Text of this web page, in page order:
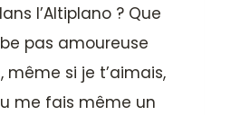
l’Altiplano ? Que
pas amoureuse
si je t’aimais,
me fais même un